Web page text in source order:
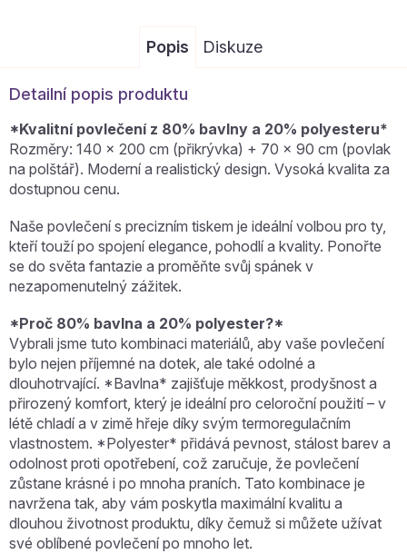
Popis Diskuze
Detailní popis produktu
*Kvalitní povlečení z 80% bavlny a 20% polyesteru*
Rozměry: 140 x 200 cm (přikrývka) + 70 x 90 cm (povlak
na polštář). Moderní a realistický design. Vysoká kvalita za
dostupnou cenu.
Naše povlečení s precizním tiskem je ideální volbou pro ty,
kteří touží po spojení elegance, pohodlí a kvality. Ponořte
se do světa fantazie a proměňte svůj spánek v
nezapomenutelný zážitek.
*Proč 80% bavlna a 20% polyester?*
Vybrali jsme tuto kombinaci materiálů, aby vaše povlečení
bylo nejen příjemné na dotek, ale také odolné a
dlouhotrvající. *Bavlna* zajišťuje měkkost, prodyšnost a
přirozený komfort, který je ideální pro celoroční použití – v
létě chladí a v zimě hřeje díky svým termoregulačním
vlastnostem. *Polyester* přidává pevnost, stálost barev a
odolnost proti opotřebení, což zaručuje, že povlečení
zůstane krásné i po mnoha praních. Tato kombinace je
navržena tak, aby vám poskytla maximální kvalitu a
dlouhou životnost produktu, díky čemuž si můžete užívat
své oblíbené povlečení po mnoho let.